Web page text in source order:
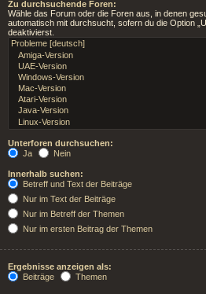
Zu durchsuchende Foren:
Wähle das Forum oder die Foren aus, in denen
automatisch mit durchsucht, sofern du die Option
deaktivierst.
Unterforen durchsuchen:
Ja
Nein
Innerhalb suchen:
Betreff und Text der Beiträge
Nur im Text der Beiträge
Nur im Betreff der Themen
Nur im ersten Beitrag der Themen
Ergebnisse anzeigen als:
Beiträge
Themen